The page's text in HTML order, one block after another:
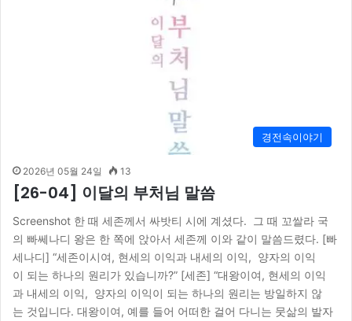
경전속이야기
2026년 05월 24일 13
[26-04] 이달의 부처님 말씀
Screenshot 한 때 세존께서 싸밧티 시에 계셨다. 그 때 꼬쌀라 국
의 빠쎄나디 왕은 한 쪽에 앉아서 세존께 이와 같이 말씀드렸다. [빠
세나디] “세존이시여, 현세의 이익과 내세의 이익, 양자의 이익
이 되는 하나의 원리가 있습니까?” [세존] “대왕이여, 현세의 이익
과 내세의 이익, 양자의 이익이 되는 하나의 원리는 방일하지 않
는 것입니다. 대왕이여, 예를 들어 어떠한 걸어 다니는 뭇삶의 발자